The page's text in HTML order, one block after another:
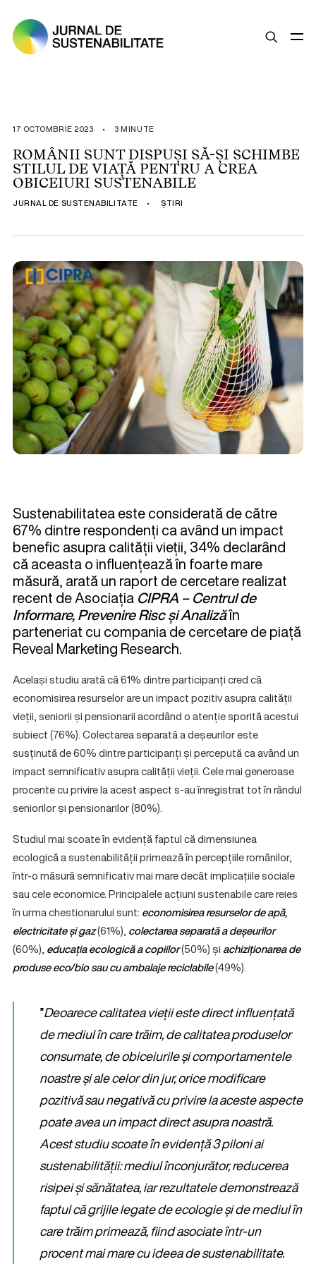
ȘTIRI
OPINII
ESG
COMPANII SUSTENABILE
17 OCTOMBRIE 2023 • 3 MINUTE
ROMÂNII SUNT DISPUȘI SĂ-ȘI SCHIMBE
STILUL DE VIAȚĂ PENTRU A CREA
OBICEIURI SUSTENABILE
JURNAL DE SUSTENABILITATE • ȘTIRI
Sustenabilitatea este considerată de către
67% dintre respondenți ca având un impact
benefic asupra calității vieții, 34% declarând
că aceasta o influențează în foarte mare
măsură, arată un raport de cercetare realizat
recent de Asociația CIPRA – Centrul de
Informare, Prevenire Risc și Analizăîn
parteneriat cu compania de cercetare de piață
Reveal Marketing Research.
Același studiu arată că 61% dintre participanți cred că
economisirea resurselor are un impact pozitiv asupra calității
vieții, seniorii și pensionarii acordând o atenție sporită acestui
subiect (76%). Colectarea separată a deșeurilor este
susținută de 60% dintre participanți și percepută ca având un
impact semnificativ asupra calității vieții. Cele mai generoase
procente cu privire la acest aspect s-au înregistrat tot în rândul
seniorilor și pensionarilor (80%).
Studiul mai scoate în evidență faptul că dimensiunea
ecologică a sustenabilității primează în percepțiile românilor,
într-o măsură semnificativ mai mare decât implicațiile sociale
sau cele economice. Principalele acțiuni sustenabile care reies
în urma chestionarului sunt: economisirea resurselor de apă,
electricitate și gaz(61%), colectarea separată a deșeurilor
(60%), educația ecologică a copiilor(50%) șiachiziționarea de
produse eco/bio sau cu ambalaje reciclabile(49%).
”Deoarece calitatea vieții este direct influențată
de mediul în care trăim, de calitatea produselor
consumate, de obiceiurile și comportamentele
noastre și ale celor din jur, orice modificare
pozitivă sau negativă cu privire la aceste aspecte
poate avea un impact direct asupra noastră.
Acest studiu scoate în evidență 3 piloni ai
sustenabilității: mediul înconjurător, reducerea
risipei și sănătatea, iar rezultatele demonstrează
faptul că grijile legate de ecologie și de mediul în
care trăim primează, fiind asociate într-un
procent mai mare cu ideea de sustenabilitate.